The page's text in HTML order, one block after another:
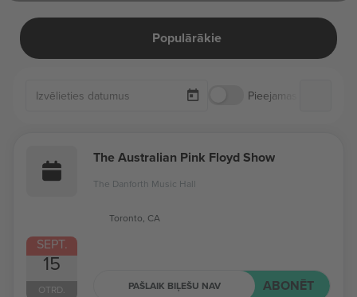
Populārākie
Pieejamas tikai biļetes
SEPT.
15
OTRD.
The Australian Pink Floyd Show
The Danforth Music Hall
Toronto, CA
PAŠLAIK BIĻEŠU NAV ABONĒT